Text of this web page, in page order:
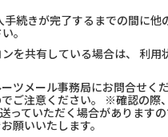
続きが完了するまでの間に他
。
を共有している場合は、 利用
ツメール事務局にお問合せく
ご注意ください。 ※確認の際
ていただく場合があります
願いいたします。